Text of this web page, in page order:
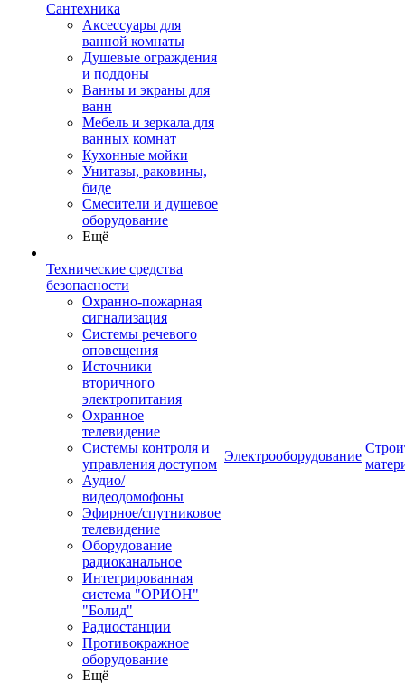
Сантехника
Аксессуары для
ванной комнаты
Душевые ограждения
и поддоны
Ванны и экраны для
ванн
Мебель и зеркала для
ванных комнат
Кухонные мойки
Унитазы, раковины,
биде
Смесители и душевое
оборудование
Ещё
Технические средства
безопасности
Охранно-пожарная
сигнализация
Системы речевого
оповещения
Источники
вторичного
электропитания
Охранное
телевидение
Системы контроля и
управления доступом
Аудио/
видеодомофоны
Эфирное/спутниковое
телевидение
Оборудование
радиоканальное
Интегрированная
система "ОРИОН"
"Болид"
Радиостанции
Противокражное
оборудование
Ещё
Электрооборудование